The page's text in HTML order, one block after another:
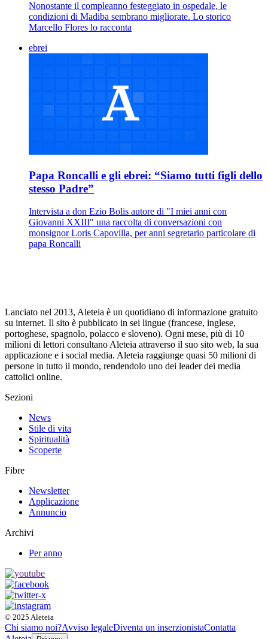
Nonostante il compleanno festeggiato in ospedale, le
condizioni di Madiba sembrano migliorate. Lo storico
Marcello Flores lo racconta
ebrei
Papa Roncalli e gli ebrei: “Siamo tutti figli dello
stesso Padre”
Intervista a don Ezio Bolis autore di "I miei anni con
Giovanni XXIII" una raccolta di conversazioni con
monsignor Loris Capovilla, per anni segretario particolare di
papa Roncalli
Lanciato nel 2013, Aleteia è un quotidiano di informazione gratuito
su internet. Il sito è pubblicato in sei lingue (francese, inglese,
portoghese, spagnolo, polacco e sloveno). Ogni mese, più di 10
milioni di lettori consultano Aleteia attraverso il suo sito web, la sua
applicazione e i social media. Aleteia raggiunge quasi 50 milioni di
persone in tutto il mondo, rendendolo uno dei leader dei media
cattolici online.
Sezioni
News
Stile di vita
Spiritualità
Scoperte
Fibre
Newsletter
Applicazione
Annuncio
Archivi
Per anno
© 2025 Aleteia
Chi siamo noi?Avviso legaleDiventa un inserzionistaContatta